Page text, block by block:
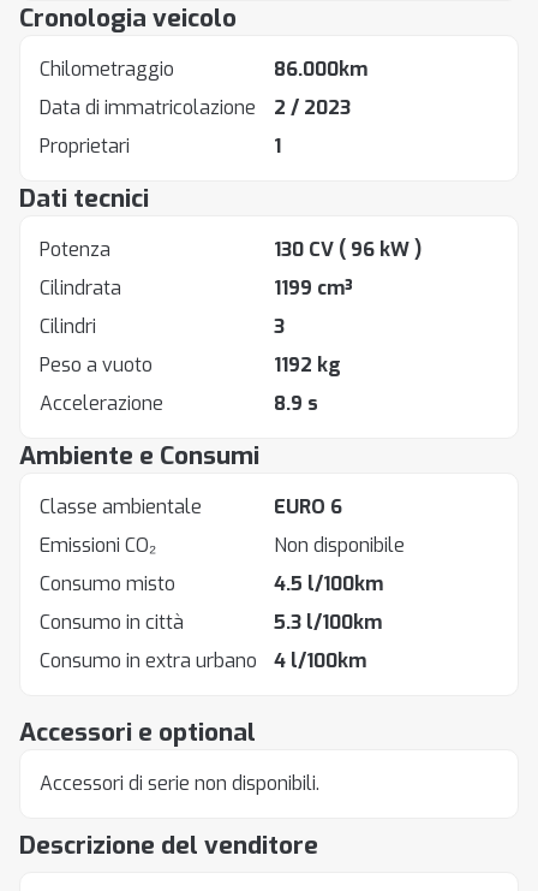
Descrizione del venditore
Accessori e optional
Accessori di serie non disponibili.
Cronologia veicolo
Chilometraggio
86.000km
Data di immatricolazione
2 / 2023
Proprietari
1
Dati tecnici
Potenza 130 CV ( 96 kW )
Cilindrata
1199 cm³
Cilindri
3
Peso a vuoto
1192 kg
Accelerazione
8.9 s
Ambiente e Consumi
Classe ambientale
EURO 6
Emissioni CO₂
Non disponibile
Consumo misto
4.5 l/100km
Consumo in città
5.3 l/100km
Consumo in extra urbano
4 l/100km